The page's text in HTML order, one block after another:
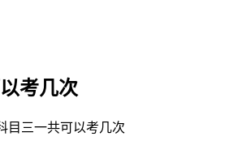
考几次
目三一共可以考几次